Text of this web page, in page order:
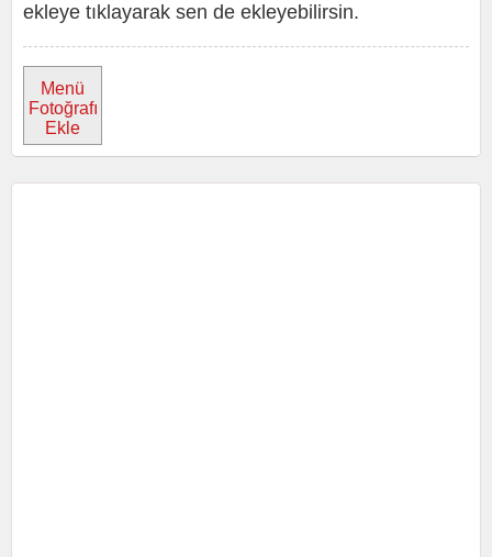
ekleye tıklayarak sen de ekleyebilirsin.
Menü
Fotoğrafı
Ekle